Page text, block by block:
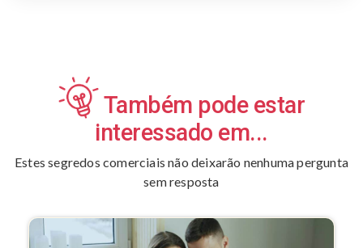
Também pode estar
interessado em...
Estes segredos comerciais não deixarão nenhuma pergunta
sem resposta